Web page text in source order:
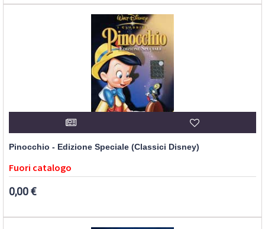
Pinocchio - Edizione Speciale (Classici Disney)
Fuori catalogo
0,00 €